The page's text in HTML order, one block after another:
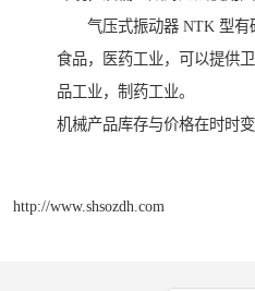
气压式振动器 NTK 型有
食品，医药工业，可以提供
品工业，制药工业。
机械产品库存与价格在时时
http://www.shsozdh.com